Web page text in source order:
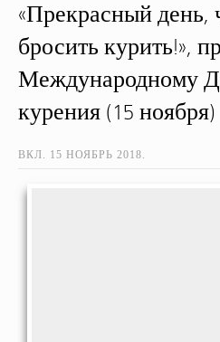
«Прекрасный день,
бросить курить!»,
Международному
курения (15 ноября)
ВКЛ. 15 НОЯБРЬ 2018